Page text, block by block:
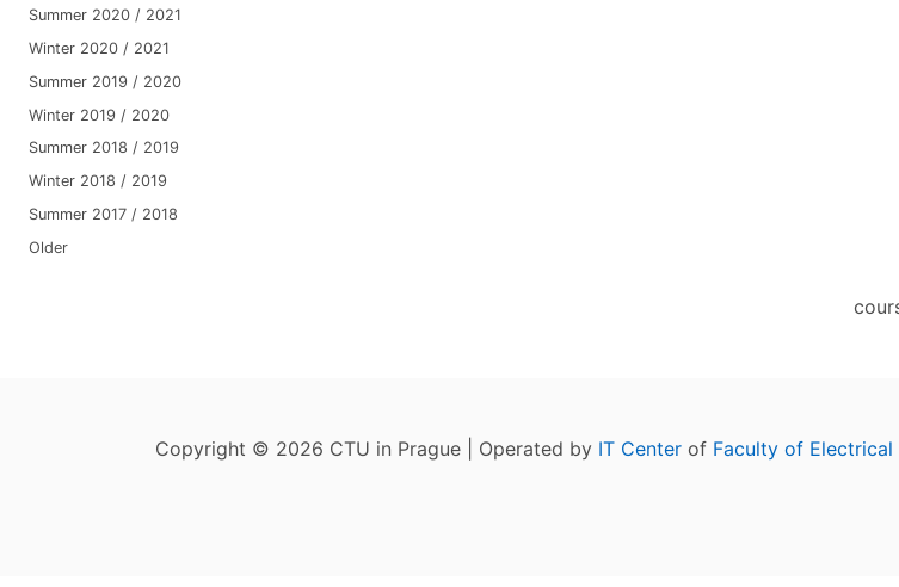
Summer 2020 / 2021
Winter 2020 / 2021
Summer 2019 / 2020
Winter 2019 / 2020
Summer 2018 / 2019
Winter 2018 / 2019
Summer 2017 / 2018
Older
Copyright © 2026 CTU in Prague | Operated by IT Center of Faculty of Electrical